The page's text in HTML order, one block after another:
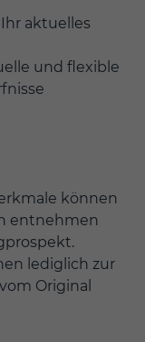
aktuelles
und flexible
können
entnehmen
lediglich zur
Original